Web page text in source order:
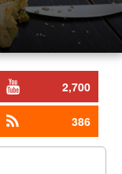
2,700
386